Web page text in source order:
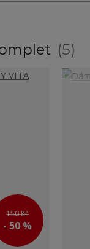
5
150 Kč
- 50 %